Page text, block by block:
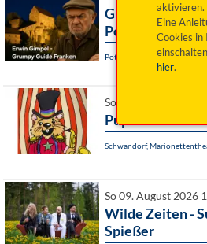
aktivieren.
Eine
Cookies in
hier.
Grumpy Guide
Pottenstein
Pottenstein, Am Rathaus
So 09. August 2026
Pupa circi
Schwandorf,
So 09. August 2026
Wilde Zeiten -
Spießer